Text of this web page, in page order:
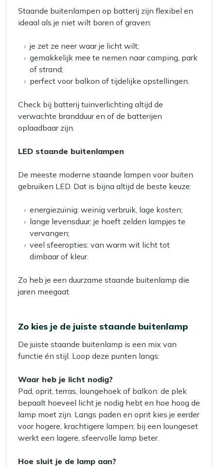
Staande buitenlampen op batterij zijn flexibel en
ideaal als je niet wilt boren of graven:
je zet ze neer waar je licht wilt;
gemakkelijk mee te nemen naar camping, park
of strand;
perfect voor balkon of tijdelijke opstellingen.
Check bij batterij tuinverlichting altijd de
verwachte brandduur en of de batterijen
oplaadbaar zijn.
LED staande buitenlampen
De meeste moderne staande lampen voor buiten
gebruiken LED. Dat is bijna altijd de beste keuze:
energiezuinig: weinig verbruik, lage kosten;
lange levensduur: je hoeft zelden lampjes te
vervangen;
veel sfeeropties: van warm wit licht tot
dimbaar of kleur.
Zo heb je een duurzame staande buitenlamp die
jaren meegaat.
Zo kies je de juiste staande buitenlamp
De juiste staande buitenlamp is een mix van
functie én stijl. Loop deze punten langs:
Waar heb je licht nodig?
Pad, oprit, terras, loungehoek of balkon: de plek
bepaalt hoeveel licht je nodig hebt en hoe hoog de
lamp moet zijn. Langs paden en oprit kies je eerder
voor hogere, krachtigere lampen; bij een loungeset
werkt een lagere, sfeervolle lamp beter.
Hoe sluit je de lamp aan?